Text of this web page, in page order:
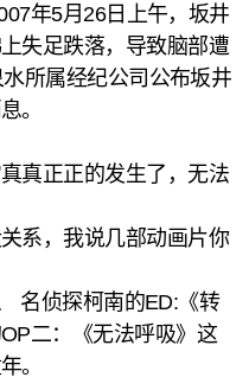
年5月26日上午，坂井
失足跌落，导致脑部遭
所属经纪公司公布坂井
。
真正正的发生了，无法
系，我说几部动画片你
名侦探柯南的ED:《转
二：《无法呼吸》这
。